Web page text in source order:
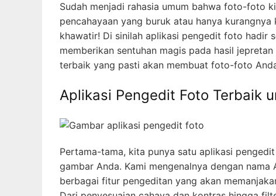
Sudah menjadi rahasia umum bahwa foto-foto
pencahayaan yang buruk atau hanya
khawatir! Di sinilah aplikasi pengedit foto hadir
memberikan sentuhan magis pada hasil
terbaik yang pasti akan membuat foto-foto
Aplikasi Pengedit Foto Terbaik
Pertama-tama, kita punya satu aplikasi
gambar Anda. Kami mengenalnya dengan
berbagai fitur pengeditan yang akan